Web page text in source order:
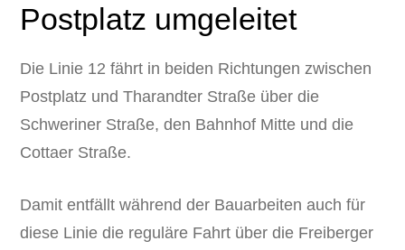
Postplatz umgeleitet
Die Linie 12 fährt in beiden Richtungen zwischen
Postplatz und Tharandter Straße über die
Schweriner Straße, den Bahnhof Mitte und die
Cottaer Straße.
Damit entfällt während der Bauarbeiten auch für
diese Linie die reguläre Fahrt über die Freiberger